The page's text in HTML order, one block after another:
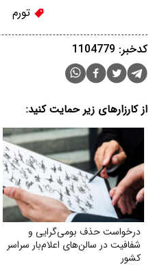
تورم
کدخبر: 1104779
از کارزارهای زیر حمایت کنید:
درخواست حذف بومی‌گرایی و
شفافیت در سالن‌های اعلام‌بار سراسر
کشور